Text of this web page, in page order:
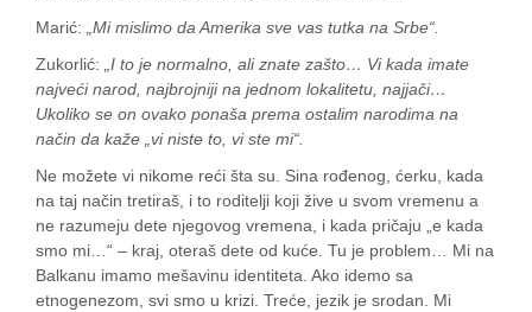
Marić:
„Mi mislimo da Amerika sve vas tutka na Srbe“.
Zukorlić:
„I to je normalno, ali znate zašto… Vi kada imate
najveći narod, najbrojniji na jednom lokalitetu, najjači…
Ukoliko se on ovako ponaša prema ostalim narodima na
način da kaže „vi niste to, vi ste mi“.
Ne možete vi nikome reći šta su. Sina rođenog, ćerku, kada
na taj način tretiraš, i to roditelji koji žive u svom vremenu a
ne razumeju dete njegovog vremena, i kada pričaju „e kada
smo mi…“ – kraj, oteraš dete od kuće. Tu je problem… Mi na
Balkanu imamo mešavinu identiteta. Ako idemo sa
etnogenezom, svi smo u krizi. Treće, jezik je srodan. Mi